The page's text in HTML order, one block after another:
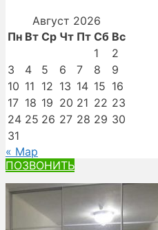
Август 2026
Пн Вт Ср Чт Пт Сб Вс
1
2
3
4 5 6 7 8
9
10 11 12 13 14 15 16
17 18 19 20 21 22 23
24 25 26 27 28 29 30
31
« Мар
ПОЗВОНИТЬ